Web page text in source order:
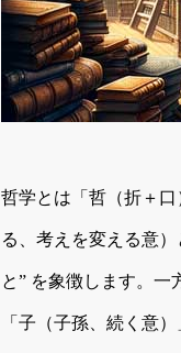
哲学とは「哲（折＋
る、考えを変える意
と” を象徴します。一
「子（子孫、続く意